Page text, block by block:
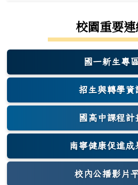
校園重要
國一新生專區
(另開
招生與轉學資
國高中課程計
南寧健康促進成
(另開
校內公播影片